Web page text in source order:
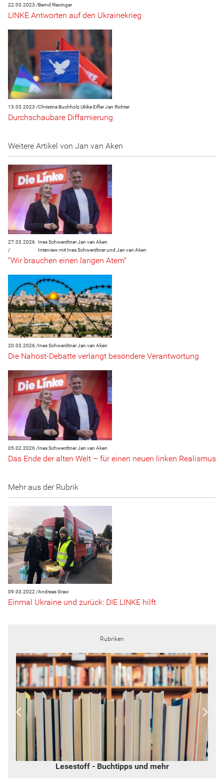
22.03.2023 /Bernd Riexinger
LINKE Antworten auf den Ukrainekrieg
13.03.2023 /Christine BuchholzUlrike EiflerJan Richter
Durchschaubare Diffamierung
Weitere Artikel von Jan van Aken
27.03.2026
/
Ines Schwerdtner Jan van Aken
Interview mit Ines Schwerdtner und Jan van Aken
"Wir brauchen einen langen Atem"
20.03.2026 / Ines SchwerdtnerJan van Aken
Die Nahost-Debatte verlangt besondere Verantwortung
05.02.2026 /Ines SchwerdtnerJan van Aken
Das Ende der alten Welt – für einen neuen linken Realismus
Mehr aus der Rubrik
09.03.2022 /Andreas Graw
Einmal Ukraine und zurück: DIE LINKE hilft
Rubriken
Widerspruch - von Inge Hannemann